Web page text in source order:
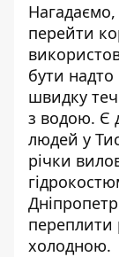
перейти
бути
швидку
з водою. Є
людей у
річки
переплити
холодною.